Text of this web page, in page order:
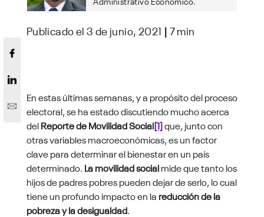
Publicado el 3 de junio, 2021 | 7 min
En estas últimas semanas, y a propósito del proceso
electoral, se ha estado discutiendo mucho acerca
delReporte de Movilidad Social[1]que, junto con
otras variables macroeconómicas, es un factor
clave para determinar el bienestar en un país
determinado. La movilidad socialmide que tanto los
hijos de padres pobres pueden dejar de serlo, lo cual
tiene un profundo impacto en la reducción de la
pobreza y la desigualdad.